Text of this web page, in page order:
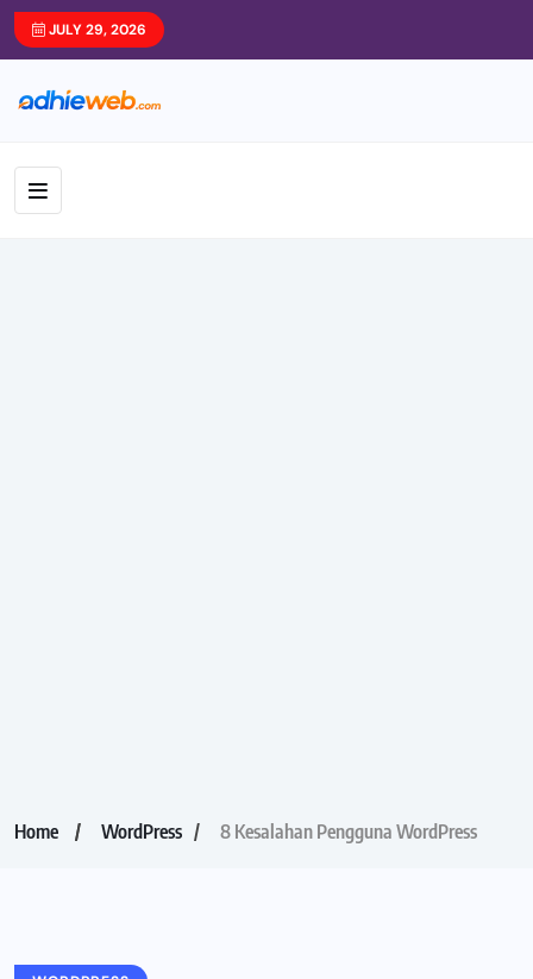
JULY 29, 2026
Home WordPress 8 Kesalahan Pengguna WordPress